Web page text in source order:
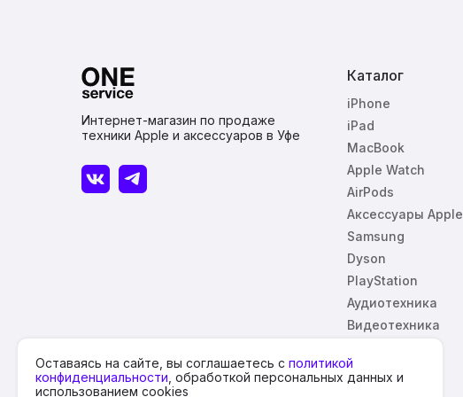
Оставаясь на сайте, вы соглашаетесь с политикой
конфиденциальности , обработкой персональных данных и
использованием cookies
Каталог
iPhone
iPad
MacBook
Apple Watch
AirPods
Аксессуары Apple
Samsung
Dyson
PlayStation
Аудиотехника
Видеотехника
Интернет-магазин по продаже
техники Apple и аксессуаров в Уфе